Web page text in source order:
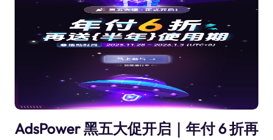
AdsPower 黑五大促开启｜年付 6 折再